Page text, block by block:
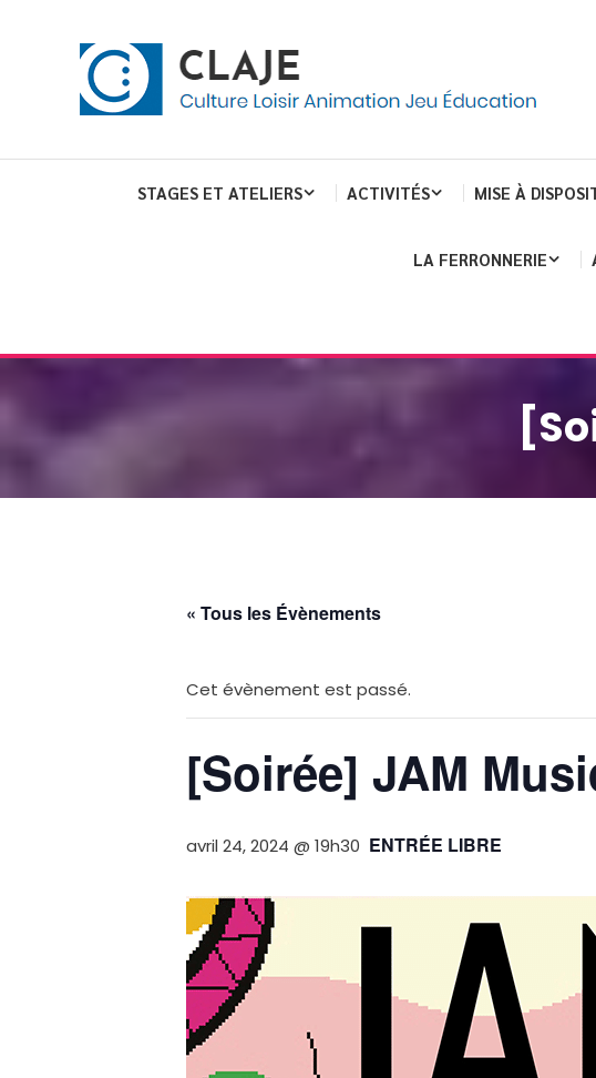
Claje
STAGES ET ATELIERS ACTIVITÉS MISE À
LA FERRONNERIE
« Tous les Évènements
Cet évènement est passé.
[Soirée] JAM
avril 24, 2024 @ 19h30 ENTRÉE LIBRE